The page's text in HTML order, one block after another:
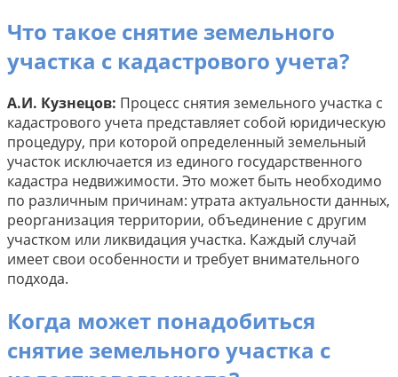
Что такое снятие земельного
участка с кадастрового учета?
А.И. Кузнецов: Процесс снятия земельного участка с
кадастрового учета представляет собой юридическую
процедуру, при которой определенный земельный
участок исключается из единого государственного
кадастра недвижимости. Это может быть необходимо
по различным причинам: утрата актуальности данных,
реорганизация территории, объединение с другим
участком или ликвидация участка. Каждый случай
имеет свои особенности и требует внимательного
подхода.
Когда может понадобиться
снятие земельного участка с